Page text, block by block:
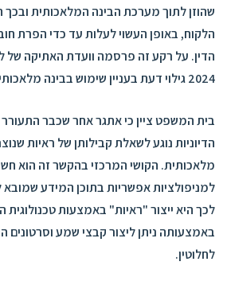
שהוזן לתוך מערכת הבינה המלאכותית ובכך
הלקוח, באופן העשוי לעלות עד כדי הפרת
הדין. על רקע זה פרסמה וועדת האתיקה של
2024גילוי דעתבעניין שימוש בבינה
בית המשפט ציין כי אתגר אחר שכבר
הדיוניות נוגע לשאלת קבילותן של ראיות
מלאכותית. הקושי המרכזי בהקשר זה הוא
למניפולציות אפשריות בתוכן המידע שמובא
באמצעותה ניתן ליצור קבצי שמע וסרטונים
לחלוטין.